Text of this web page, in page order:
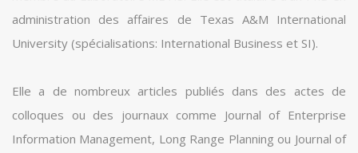
administration des affaires de Texas A&M International
University (spécialisations: International Business et SI).
Elle a de nombreux articles publiés dans des actes de
colloques ou des journaux comme Journal of Enterprise
Information Management, Long Range Planning ou Journal of